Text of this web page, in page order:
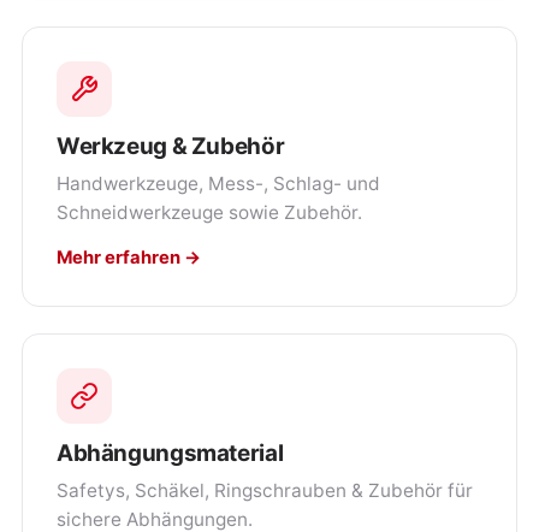
Werkzeug & Zubehör
Handwerkzeuge, Mess-, Schlag- und
Schneidwerkzeuge sowie Zubehör.
Mehr erfahren →
Abhängungsmaterial
Safetys, Schäkel, Ringschrauben & Zubehör für
sichere Abhängungen.